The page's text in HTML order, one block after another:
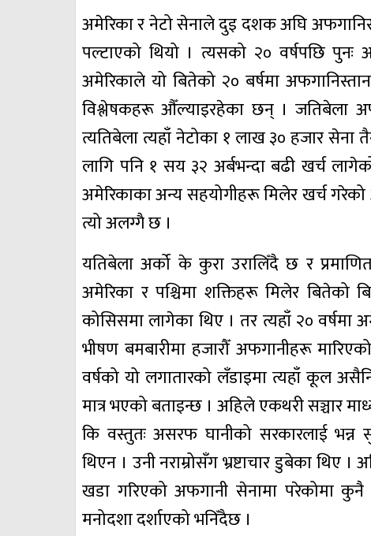
अमेरिका र नेटो सेनाले दुइ दशक अघि
पल्टाएको थियो । त्यसको २० वर्षपछि पुनः
अमेरिकाले यो बितेको २० बर्षमा
विश्लेषकहरू औँल्याइरहेका छन् । जतिबेला
त्यतिबेला त्यहाँ नेटोका १ लाख ३० हजार सेना
लागि पनि १ सय ३२ अर्बभन्दा बढी खर्च
अमेरिकाका अन्य सहयोगीहरू मिलेर खर्च
त्यो अलग्गै छ ।
यतिबेला अर्को के कुरा उरालिँदै छ र
अमेरिका र पश्चिमा शक्तिहरू मिलेर बितेको
कोसिसमा लागेका थिए । तर त्यहाँ २०
भीषण बमबारीमा हजारौँ अफगानीहरू
वर्षको यो लगातारको लँडाइमा त्यहाँ कूल
मात्र भएको बताइन्छ । अहिले एकथरी सञ्चार
कि वस्तुतः असरफ घानीको सरकारलाई
थिएन । उनी नराम्रोसँग भ्रष्टाचार डुबेका थिए
खडा गरिएको अफगानी सेनामा परेकोमा
मनोदशा दर्शाएको भनिँदैछ ।